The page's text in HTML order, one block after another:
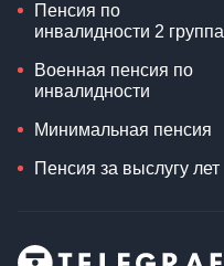
Пенсия по
инвалидности 2 группа
Военная пенсия по
инвалидности
Минимальная пенсия
Пенсия за выслугу лет